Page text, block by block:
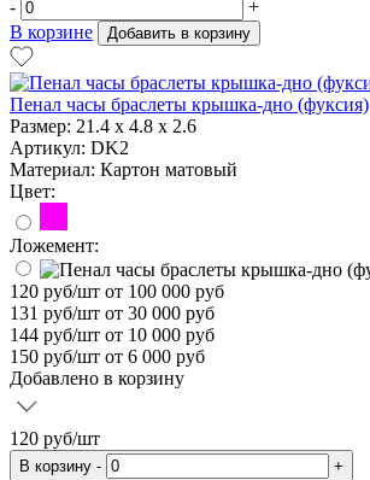
-
+
В корзине
Добавить в корзину
Пенал часы браслеты крышка-дно (фуксия)
Размер: 21.4 х 4.8 х 2.6
Артикул: DK2
Материал: Картон матовый
Цвет:
Ложемент:
120 руб/шт от 100 000 руб
131 руб/шт от 30 000 руб
144 руб/шт от 10 000 руб
150 руб/шт от 6 000 руб
Добавлено в корзину
120 руб/шт
В корзину - +